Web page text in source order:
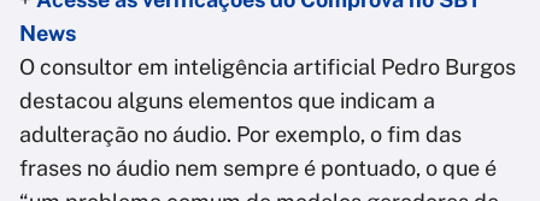
News
O consultor em inteligência artificial Pedro Burgos
destacou alguns elementos que indicam a
adulteração no áudio. Por exemplo, o fim das
frases no áudio nem sempre é pontuado, o que é